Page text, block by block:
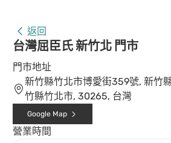
返回
台灣屈臣氏 新竹北 門市
門市地址
新竹縣竹北市博愛街359號, 新竹
竹縣竹北市, 30265, 台灣
Google Map
營業時間